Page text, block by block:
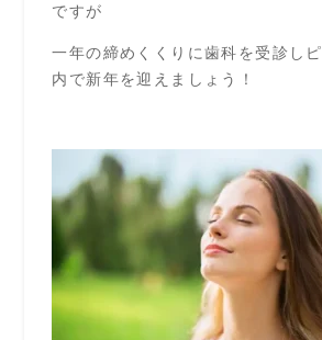
ですが
一年の締めくくりに歯科を受診し
内で新年を迎えましょう！